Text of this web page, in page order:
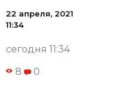
22 апреля, 2021
11:34
сегодня 11:34
8 0